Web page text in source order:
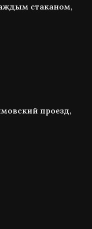
стаканом,
проезд,